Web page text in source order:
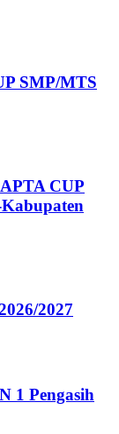
SMP/MTS
CUP
2027
1 Pengasih